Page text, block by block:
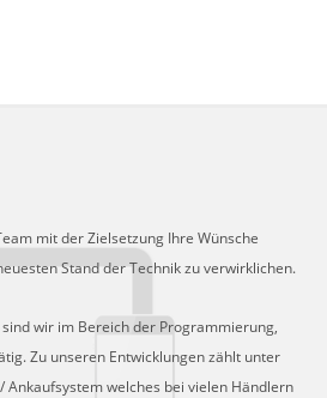
mit der Zielsetzung Ihre Wünsche
Stand der Technik zu verwirklichen.
wir im Bereich der Programmierung,
Zu unseren Entwicklungen zählt unter
Ankaufsystem welches bei vielen Händlern